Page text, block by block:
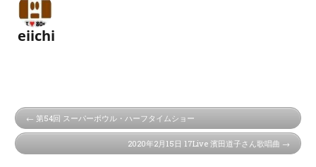
eiichi
第54回 スーパーボウル・ハーフタイムショー
2020年2月15日 17Live 濱田道子さん歌唱曲